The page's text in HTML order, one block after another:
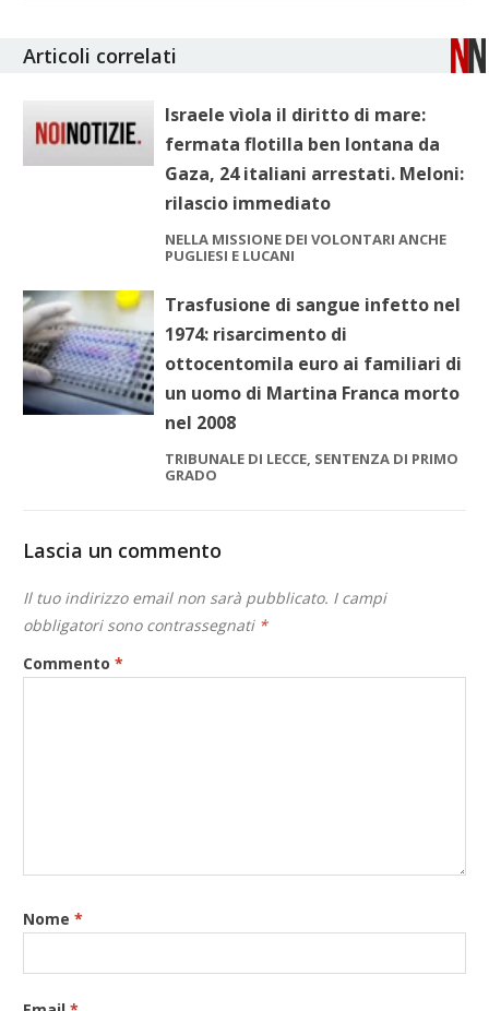
Articoli correlati
Israele vìola il diritto di mare:
fermata flotilla ben lontana da
Gaza, 24 italiani arrestati. Meloni:
rilascio immediato
NELLA MISSIONE DEI VOLONTARI ANCHE
PUGLIESI E LUCANI
Trasfusione di sangue infetto nel
1974: risarcimento di
ottocentomila euro ai familiari di
un uomo di Martina Franca morto
nel 2008
TRIBUNALE DI LECCE, SENTENZA DI PRIMO
GRADO
Lascia un commento
Il tuo indirizzo email non sarà pubblicato. I campi
obbligatori sono contrassegnati *
Commento*
Nome*